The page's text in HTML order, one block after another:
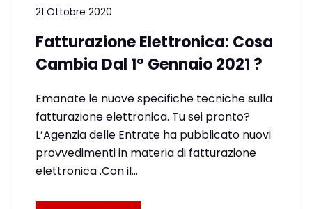
21 Ottobre 2020
Fatturazione Elettronica: Cosa
Cambia Dal 1° Gennaio 2021 ?
Emanate le nuove specifiche tecniche sulla
fatturazione elettronica. Tu sei pronto?
L’Agenzia delle Entrate ha pubblicato nuovi
provvedimenti in materia di fatturazione
elettronica .Con il…